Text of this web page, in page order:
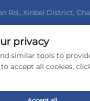
Rd., Xinbei District,
privacy
similar tools to
accept all cookies,